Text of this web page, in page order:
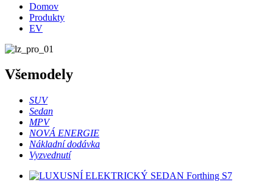
Domov
Produkty
EV
Všemodely
SUV
Sedan
MPV
NOVÁ ENERGIE
Nákladní dodávka
Vyzvednutí